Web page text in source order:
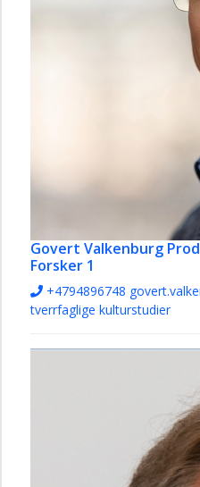
Govert Valkenburg
Forsker 1
+4794896748
tverrfaglige kulturstudier